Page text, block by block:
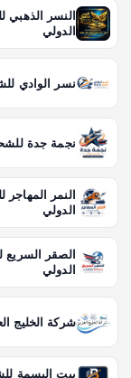
النسر الذهبي
الدولي
نسر الوادي
نجمة جدة
النمر
الدولي
الصقر
الدولي
شركة الخليج
بيت البسمة